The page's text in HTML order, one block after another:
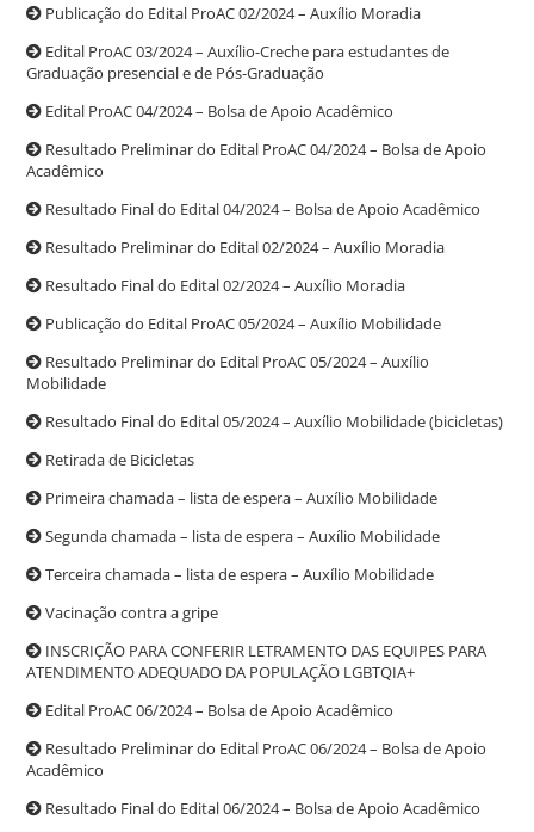
Publicação do Edital ProAC 02/2024 – Auxílio Moradia
Edital ProAC 03/2024 – Auxílio-Creche para estudantes de
Graduação presencial e de Pós-Graduação
Edital ProAC 04/2024 – Bolsa de Apoio Acadêmico
Resultado Preliminar do Edital ProAC 04/2024 – Bolsa de Apoio
Acadêmico
Resultado Final do Edital 04/2024 – Bolsa de Apoio Acadêmico
Resultado Preliminar do Edital 02/2024 – Auxílio Moradia
Resultado Final do Edital 02/2024 – Auxílio Moradia
Publicação do Edital ProAC 05/2024 – Auxílio Mobilidade
Resultado Preliminar do Edital ProAC 05/2024 – Auxílio
Mobilidade
Resultado Final do Edital 05/2024 – Auxílio Mobilidade (bicicletas)
Retirada de Bicicletas
Primeira chamada – lista de espera – Auxílio Mobilidade
Segunda chamada – lista de espera – Auxílio Mobilidade
Terceira chamada – lista de espera – Auxílio Mobilidade
Vacinação contra a gripe
INSCRIÇÃO PARA CONFERIR LETRAMENTO DAS EQUIPES PARA
ATENDIMENTO ADEQUADO DA POPULAÇÃO LGBTQIA+
Edital ProAC 06/2024 – Bolsa de Apoio Acadêmico
Resultado Preliminar do Edital ProAC 06/2024 – Bolsa de Apoio
Acadêmico
Resultado Final do Edital 06/2024 – Bolsa de Apoio Acadêmico